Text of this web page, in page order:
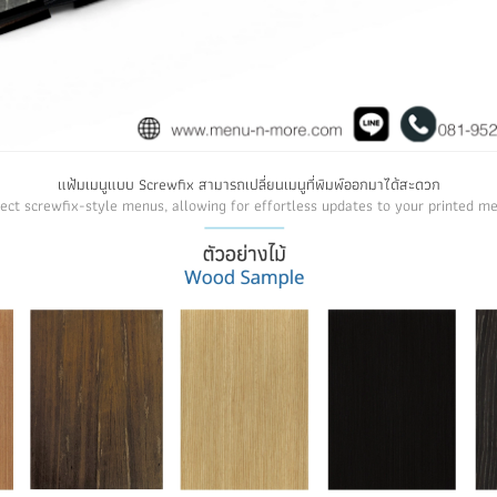
แฟ้มเมนูแบบ Screwfix สามารถเปลี่ยนเมนูที่พิมพ์ออกมาได้สะดวก
screwfix-style menus, allowing for effortless updates to your printed